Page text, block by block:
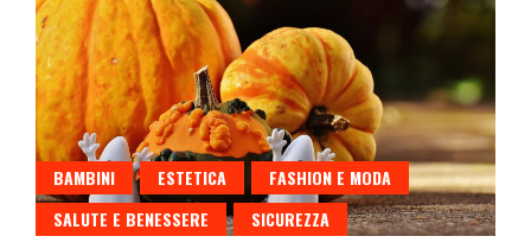
BAMBINI ESTETICA
FASHION E MODA
SALUTE E BENESSERE
SICUREZZA